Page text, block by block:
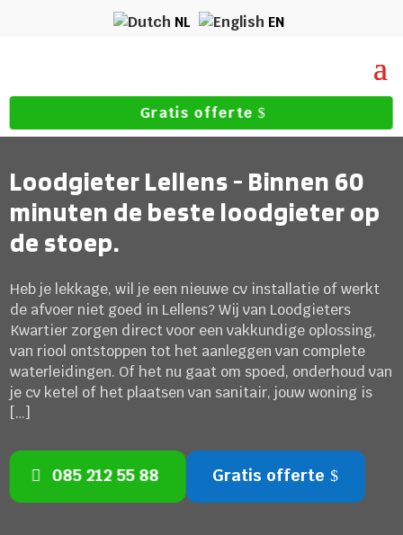
NL EN
Gratis offerte
Loodgieter Lellens - Binnen 60
minuten de beste loodgieter op
de stoep.
Heb je lekkage, wil je een nieuwe cv installatie of werkt
de afvoer niet goed in Lellens? Wij van Loodgieters
Kwartier zorgen direct voor een vakkundige oplossing,
van riool ontstoppen tot het aanleggen van complete
waterleidingen. Of het nu gaat om spoed, onderhoud van
je cv ketel of het plaatsen van sanitair, jouw woning is
[…]
085 212 55 88 Gratis offerte